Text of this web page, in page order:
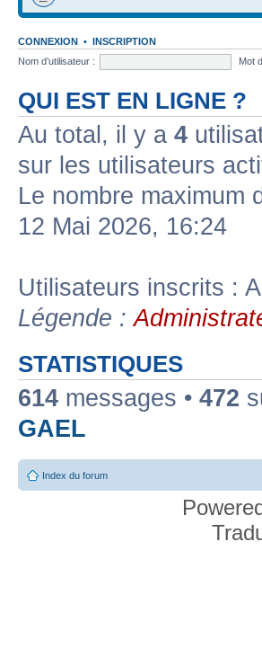
CONNEXION • INSCRIPTION
Nom d’utilisateur :
Mot
QUI EST EN LIGNE ?
Au total, il y a 4
sur les utilisateurs
Le nombre maximum
12 Mai 2026, 16:24
Utilisateurs inscrits :
Légende :
STATISTIQUES
614 messages • 472
GAEL
Index du forum